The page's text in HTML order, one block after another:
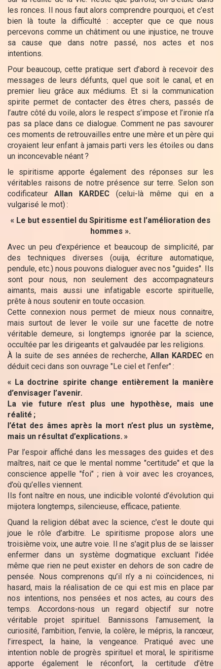
les ronces. Il nous faut alors comprendre pourquoi, et c’est
bien là toute la difficulté : accepter que ce que nous
percevons comme un châtiment ou une injustice, ne trouve
sa cause que dans notre passé, nos actes et nos
intentions.
Pour beaucoup, cette pratique sert d’abord à recevoir des
messages de leurs défunts, quel que soit le canal, et en
premier lieu grâce aux médiums. Et si la communication
spirite permet de contacter des êtres chers, passés de
l’autre côté du voile, alors le respect s’impose et l’ironie n’a
pas sa place dans ce dialogue. Comment ne pas savourer
ces moments de retrouvailles entre une mère et un père qui
croyaient leur enfant à jamais parti vers les étoiles ou dans
un inconcevable néant?
le spiritisme apporte également des réponses sur les
véritables raisons de notre présence sur terre. Selon son
codificateur Allan KARDEC (celui-là même qui en a
vulgarisé le mot):
« Le but essentiel du Spiritisme est l’amélioration des
hommes ».
Avec un peu d'expérience et beaucoup de simplicité, par
des techniques diverses (ouija, écriture automatique,
pendule, etc.) nous pouvons dialoguer avec nos "guides". Ils
sont pour nous, non seulement des accompagnateurs
aimants, mais aussi une infatigable escorte spirituelle,
prête à nous soutenir en toute occasion.
Cette connexion nous permet de mieux nous connaitre,
mais surtout de lever le voile sur une facette de notre
véritable demeure, si longtemps ignorée par la science,
occultée par les dirigeants et galvaudée par les religions.
À la suite de ses années de recherche,Allan KARDEC en
déduit ceci dans son ouvrage "Le ciel et l’enfer":
« La doctrine spirite change entièrement la manière
d’envisager l’avenir.
La vie future n’est plus une hypothèse, mais une
réalité ;
l’état des âmes après la mort n’est plus un système,
mais un résultat d’explications. »
Par l’espoir affiché dans les messages des guides et des
maîtres, nait ce que le mental nomme "certitude" et que la
conscience appelle "foi" ; rien à voir avec les croyances,
d’où qu’elles viennent.
Ils font naître en nous, une indicible volonté d’évolution qui
mijotera longtemps, silencieuse, efficace, patiente.
Quand la religion débat avec la science, c'est le doute qui
joue le rôle d’arbitre. Le spiritisme propose alors une
troisième voix, une autre voie. Il ne s'agit plus de se laisser
enfermer dans un système dogmatique excluant l'idée
même que rien ne peut exister en dehors de son cadre de
pensée. Nous comprenons qu’il n’y a ni coïncidences, ni
hasard, mais la réalisation de ce qui est mis en place par
nos intentions, nos pensées et nos actes, au cours des
temps. Accordons-nous un regard objectif sur notre
véritable projet spirituel. Bannissons l’amusement, la
curiosité, l’ambition, l’envie, la colère, le mépris, la rancœur,
l’irrespect, la haine, la vengeance. Pratiqué avec une
intention noble de progrès spirituel et moral, le spiritisme
apporte également le réconfort, la certitude d’être